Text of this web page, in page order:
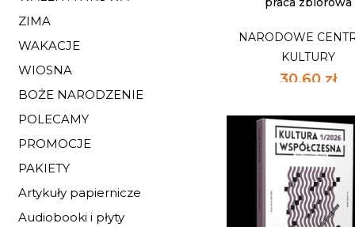
ZIMA
WAKACJE
WIOSNA
BOŻE NARODZENIE
POLECAMY
PROMOCJE
PAKIETY
Artykuły papiernicze
Audiobooki i płyty
NARODOWE
KULTURY
30,60 zł
POŁUDNIK 21.
KOZERA
NARODOWE